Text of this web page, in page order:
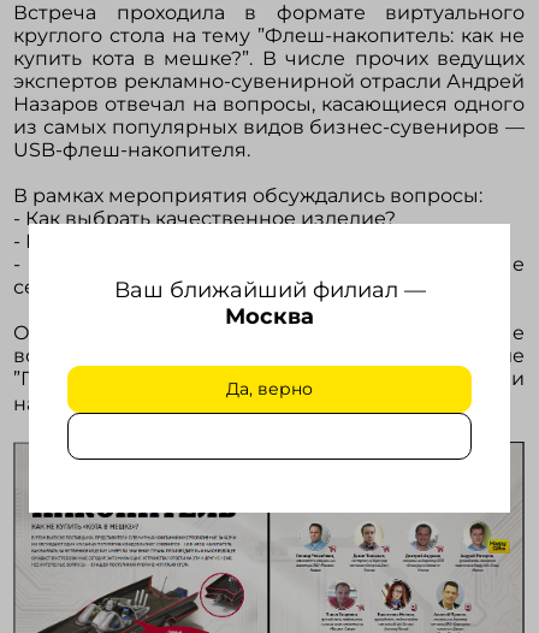
Ваш ближайший филиал —
Москва
Да, верно
Встреча проходила в формате виртуального
круглого стола на тему ”Флеш-накопитель: как не
купить кота в мешке?”. В числе прочих ведущих
экспертов рекламно-сувенирной отрасли Андрей
Назаров отвечал на вопросы, касающиеся одного
из самых популярных видов бизнес-сувениров —
USB-флеш-накопителя.
В рамках мероприятия обсуждались вопросы:
- Как выбрать качественное изделие?
- Имеет ли значение страна-производитель?
- Какое будущее ожидает востребованные
сегодня запоминающие устройства?
Ответы на эти и другие не менее интересные
вопросы можно прочитать в журнале
”Профессионал”, выпуск №59, февраль 2014 или
на сайте
www.happygifts.ru